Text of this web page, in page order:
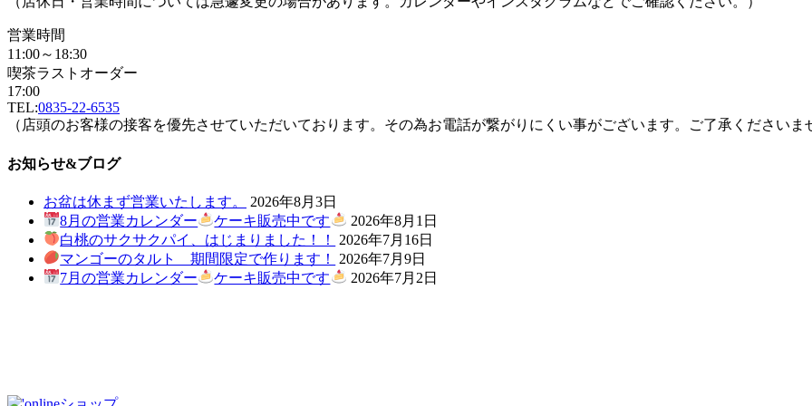
営業時間
11:00～18:30
喫茶ラストオーダー
17:00
TEL:0835-22-6535
（店頭のお客様の接客を優先させていただいております。その為お電話が繋がりにくい事がございます。ご了承くださいま
お知らせ&ブログ
お盆は休まず営業いたします。
2026年8月3日
8月の営業カレンダー
ケーキ販売中です
2026年8月1日
白桃のサクサクパイ、はじまりました！！
2026年7月16日
マンゴーのタルト 期間限定で作ります！
2026年7月9日
7月の営業カレンダー
ケーキ販売中です 2026年7月2日